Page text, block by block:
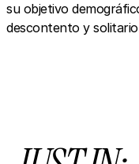
su objetivo
descontento y